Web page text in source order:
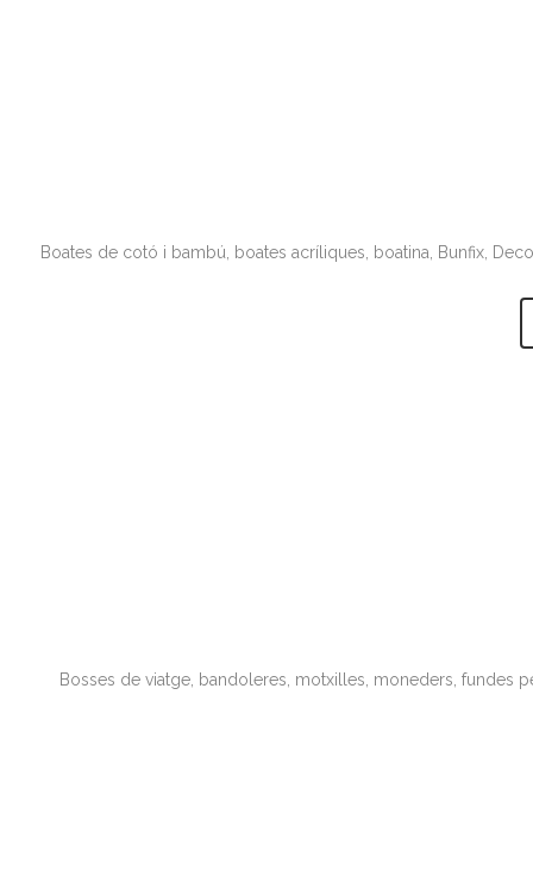
Boates de cotó i bambú, boates acríliques, boatina, Bunfix,
Bosses de viatge, bandoleres, motxilles, moneders, fundes